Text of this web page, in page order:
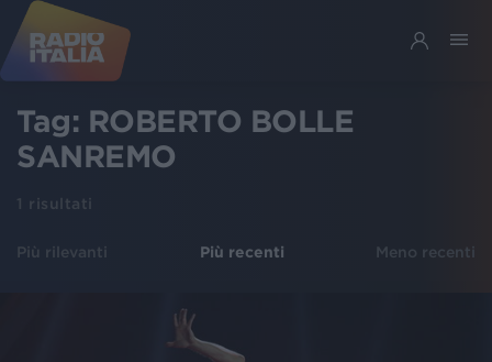
Tag: ROBERTO BOLLE
SANREMO
1 risultati
Più rilevanti Più recenti Meno recenti